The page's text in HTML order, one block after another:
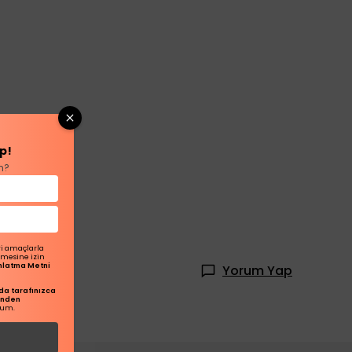
Yorum Yap
amaçlarla
izin
Metni
tarafınızca